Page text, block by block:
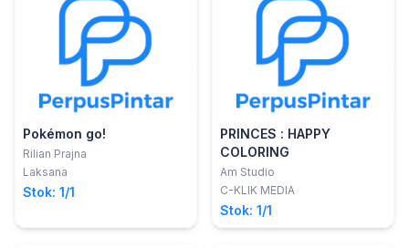
Pokémon go!
Rilian Prajna
Laksana
Stok: 1/1
PRINCES : HAPPY
COLORING
Am Studio
C-KLIK MEDIA
Stok: 1/1